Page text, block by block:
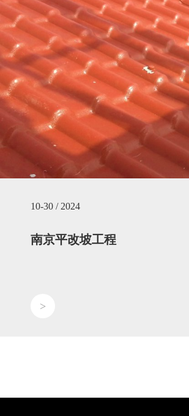
10-30 / 2024
南京平改坡工程
>